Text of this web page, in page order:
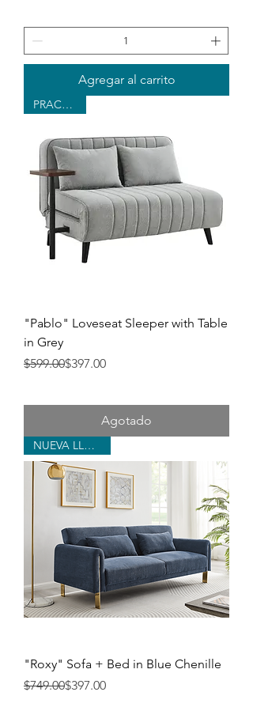
Agregar al carrito
PRACTICAL
"Pablo" Loveseat Sleeper with Table
in Grey
Precio
$599.00
Precio de oferta
$397.00
Agotado
NUEVA LLEGADA
"Roxy" Sofa + Bed in Blue Chenille
Precio
$749.00
Precio de oferta
$397.00